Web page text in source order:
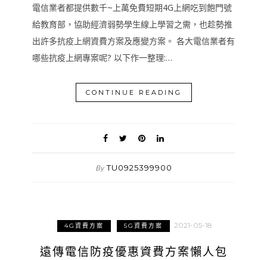
電信業者都提供數千~上萬免費短期4G上網吃到飽門號
給教育部，協助經濟弱勢學生線上學習之需，也趁勢推
出許多抗疫上網資費方案及應變方案。 各大電信業者有
哪些抗疫上網專案呢? 以下作一整理:…
CONTINUE READING
By TU0925399900
4G資費方案 5G資費方案 2021-05-18
遠傳電信防疫優惠資費方案懶人包